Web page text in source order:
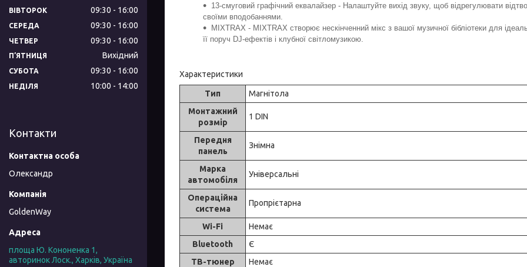
13-смуговий графічний еквалайзер - Налаштуйте вихід звуку, щоб відрегулювати
своїми вподобаннями.
MIXTRAX - MIXTRAX створює нескінченний мікс з вашої музичної бібліотеки для
її поруч DJ-ефектів і клубної світломузикою.
Характеристики
Тип
Магнітола
Монтажний
розмір
1 DIN
Передня
панель
Знімна
Марка
автомобіля
Універсальні
Операційна
система
Пропрієтарна
Wi-Fi
Немає
Bluetooth
Є
ТВ-тюнер
Немає
ВІВТОРОК 09:30 16:00
СЕРЕДА 09:30 16:00
ЧЕТВЕР 09:30 16:00
ПʼЯТНИЦЯ Вихідний
СУБОТА 09:30 16:00
НЕДІЛЯ 10:00 14:00
Контакти
Олександр
GoldenWay
площа Ю. Кононенка 1,
авторинок Лоск., Харків, Україна